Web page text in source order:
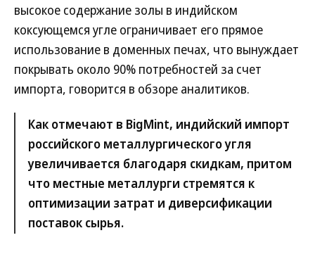
высокое содержание золы в индийском
коксующемся угле ограничивает его прямое
использование в доменных печах, что вынуждает
покрывать около 90% потребностей за счет
импорта, говорится в обзоре аналитиков.
Как отмечают в BigMint, индийский импорт
российского металлургического угля
увеличивается благодаря скидкам, притом
что местные металлурги стремятся к
оптимизации затрат и диверсификации
поставок сырья.